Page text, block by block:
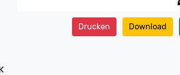
Drucken Download